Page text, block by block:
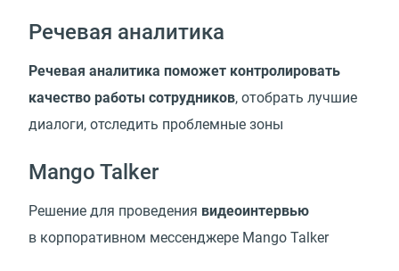
Речевая аналитика
Речевая аналитика поможет контролировать
качество работы сотрудников, отобрать лучшие
диалоги, отследить проблемные зоны
Mango Talker
Решение для проведения видеоинтервью
в корпоративном мессенджере Mango Talker